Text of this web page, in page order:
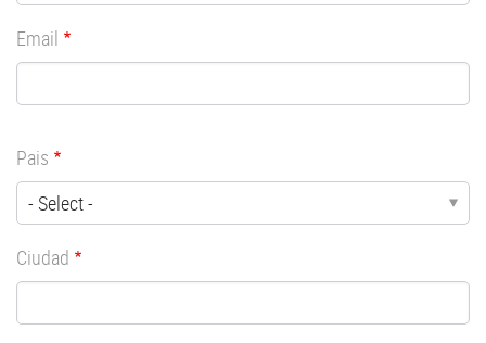
Email
Pais
Ciudad